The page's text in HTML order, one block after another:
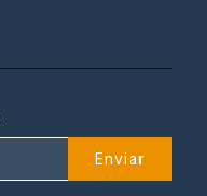
Enviar